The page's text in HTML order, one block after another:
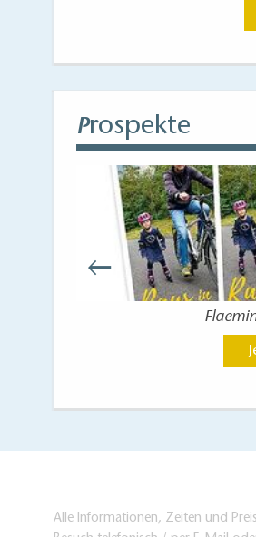
Prospekte
Alle Informationen, Zeiten und